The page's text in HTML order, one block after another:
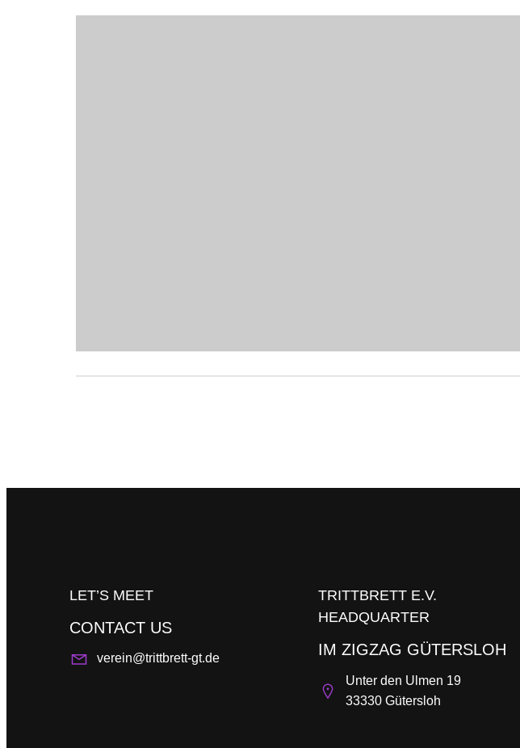
LET’S MEET
CONTACT US
verein@trittbrett-gt.de
TRITTBRETT E.V.
HEADQUARTER
IM ZIGZAG GÜTERSLOH
Unter den Ulmen 19
33330 Gütersloh